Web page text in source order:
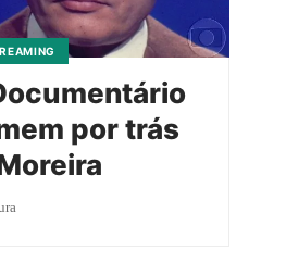
por trás